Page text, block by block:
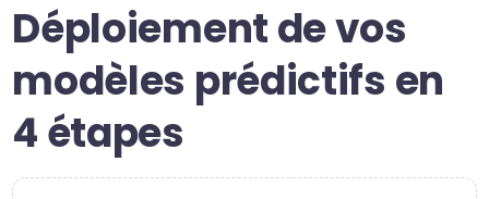
Déploiement de vos
modèles prédictifs en
4 étapes